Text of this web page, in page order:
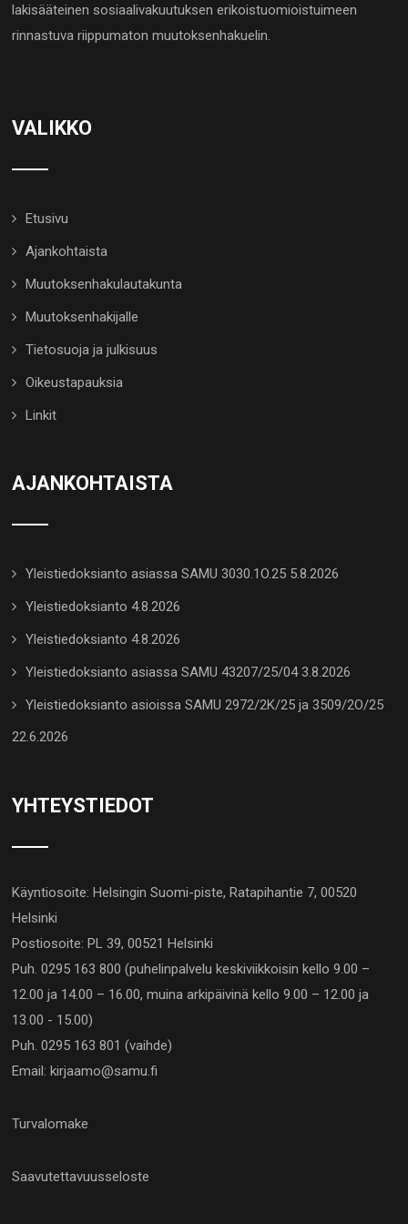
lakisääteinen sosiaalivakuutuksen erikoistuomioistuimeen
rinnastuva riippumaton muutoksenhakuelin.
VALIKKO
Etusivu
Ajankohtaista
Muutoksenhakulautakunta
Muutoksenhakijalle
Tietosuoja ja julkisuus
Oikeustapauksia
Linkit
AJANKOHTAISTA
Yleistiedoksianto asiassa SAMU 3030.1O.25 5.8.2026
Yleistiedoksianto 4.8.2026
Yleistiedoksianto 4.8.2026
Yleistiedoksianto asiassa SAMU 43207/25/04 3.8.2026
Yleistiedoksianto asioissa SAMU 2972/2K/25 ja 3509/2O/25
22.6.2026
YHTEYSTIEDOT
Käyntiosoite: Helsingin Suomi-piste, Ratapihantie 7, 00520
Helsinki
Postiosoite: PL 39, 00521 Helsinki
Puh. 0295 163 800 (puhelinpalvelu keskiviikkoisin kello 9.00 –
12.00 ja 14.00 – 16.00, muina arkipäivinä kello 9.00 – 12.00 ja
13.00 - 15.00)
Puh. 0295 163 801 (vaihde)
Email: kirjaamo@samu.fi
Turvalomake
Saavutettavuusseloste